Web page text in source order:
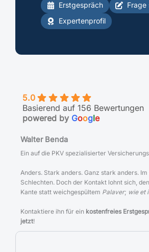
Erstgespräch
Frage
Expertenprofil
5.0
Basierend auf 156 Bewertungen
powered by Google
Walter Benda
Ein auf die PKV spezialisierter
Anders. Stark anders. Ganz stark anders.
Schlechten. Doch der Kontakt lohnt sich,
Kante statt weichgespültem Palaver; wie et
Kontaktiere ihn für ein kostenfreies
jetzt!